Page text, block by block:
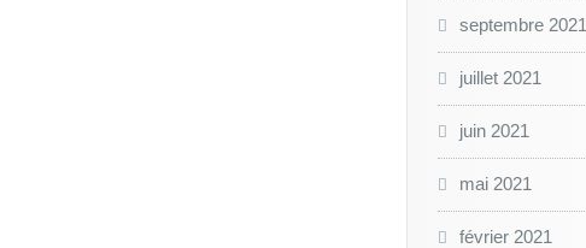
septembre 2021
juillet 2021
juin 2021
mai 2021
février 2021